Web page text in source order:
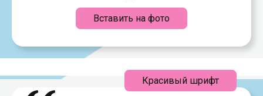
Вставить на фото
Красивый шрифт